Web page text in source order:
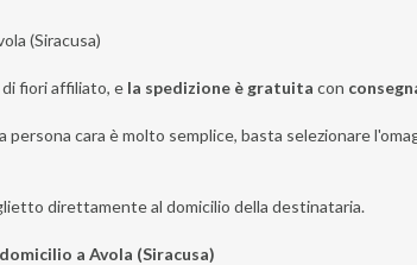
(Siracusa)
fiori affiliato, e la spedizione è gratuita con
cara è molto semplice, basta selezionare
direttamente al domicilio della destinataria.
a Avola (Siracusa)